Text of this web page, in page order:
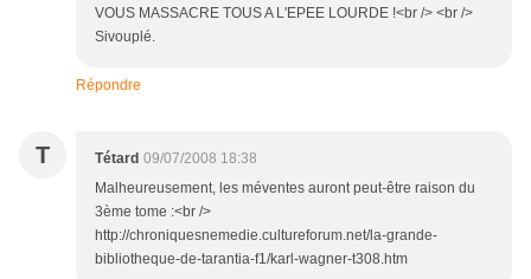
VOUS MASSACRE TOUS A L'EPEE LOURDE !<br /> <br />
Sivouplé.
Répondre
T Tétard 09/07/2008 18:38
Malheureusement, les méventes auront peut-être raison du
3ème tome :<br />
http://chroniquesnemedie.cultureforum.net/la-grande-
bibliotheque-de-tarantia-f1/karl-wagner-t308.htm